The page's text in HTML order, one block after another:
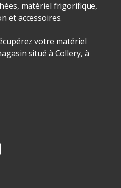
matériel frigorifique,
et accessoires.
votre matériel
situé à Collery, à